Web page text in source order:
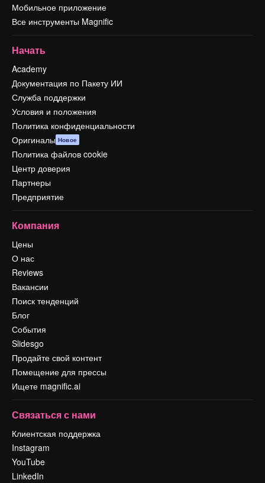
Мобильное приложение
Все инструменты Magnific
Начать
Academy
Документация по Пакету ИИ
Служба поддержки
Условия и положения
Политика конфиденциальности
Оригиналы Новое
Политика файлов cookie
Центр доверия
Партнеры
Предприятие
Компания
Цены
О нас
Reviews
Вакансии
Поиск тенденций
Блог
События
Slidesgo
Продайте свой контент
Помещение для прессы
Ищете magnific.ai
Связаться с нами
Клиентская поддержка
Instagram
YouTube
LinkedIn